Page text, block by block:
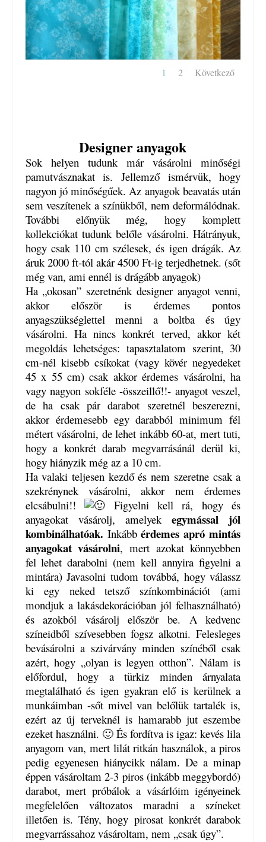
1 2 Következő
Designer anyagok
Sok helyen tudunk már vásárolni minőségi
pamutvásznakat is. Jellemző ismérvük, hogy
nagyon jó minőségűek. Az anyagok beavatás után
sem veszítenek a színükből, nem deformálódnak.
További előnyük még, hogy komplett
kollekciókat tudunk belőle vásárolni. Hátrányuk,
hogy csak 110 cm szélesek, és igen drágák. Az
áruk 2000 ft-tól akár 4500 Ft-ig terjedhetnek. (sőt
még van, ami ennél is drágább anyagok)
Ha „okosan” szeretnénk designer anyagot venni,
akkor először is érdemes pontos
anyagszükséglettel menni a boltba és úgy
vásárolni. Ha nincs konkrét terved, akkor két
megoldás lehetséges: tapasztalatom szerint, 30
cm-nél kisebb csíkokat (vagy kövér negyedeket
45 x 55 cm) csak akkor érdemes vásárolni, ha
vagy nagyon sokféle -összeillő!!- anyagot veszel,
de ha csak pár darabot szeretnél beszerezni,
akkor érdemesebb egy darabból minimum fél
métert vásárolni, de lehet inkább 60-at, mert tuti,
hogy a konkrét darab megvarrásánál derül ki,
hogy hiányzik még az a 10 cm.
Ha valaki teljesen kezdő és nem szeretne csak a
szekrénynek vásárolni, akkor nem érdemes
elcsábulni!!
Figyelni kell rá, hogy és
anyagokat vásárolj, amelyekegymással jól
kombinálhatóak. Inkábbérdemes apró mintás
anyagokat vásárolni, mert azokat könnyebben
fel lehet darabolni (nem kell annyira figyelni a
mintára) Javasolni tudom továbbá, hogy válassz
ki egy neked tetsző színkombinációt (ami
mondjuk a lakásdekorációban jól felhasználható)
és azokból vásárolj először be. A kedvenc
színeidből szívesebben fogsz alkotni. Felesleges
bevásárolni a szivárvány minden színéből csak
azért, hogy „olyan is legyen otthon”. Nálam is
előfordul, hogy a türkiz minden árnyalata
megtalálható és igen gyakran elő is kerülnek a
munkáimban -sőt mivel van belőlük tartalék is,
ezért az új terveknél is hamarabb jut eszembe
ezeket használni. 🙂 És fordítva is igaz: kevés lila
anyagom van, mert lilát ritkán használok, a piros
pedig egyenesen hiánycikk nálam. De a minap
éppen vásároltam 2-3 piros (inkább meggybordó)
darabot, mert próbálok a vásárlóim igényeinek
megfelelően változatos maradni a színeket
illetően is. Tény, hogy pirosat konkrét darabok
megvarrássahoz vásároltam, nem „csak úgy”.